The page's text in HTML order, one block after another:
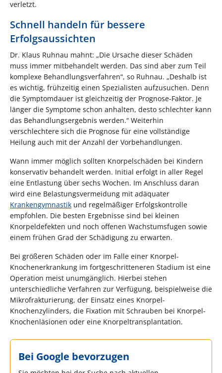
verletzt.
Schnell handeln für bessere
Erfolgsaussichten
Dr. Klaus Ruhnau mahnt: „Die Ursache dieser Schäden
muss immer mitbehandelt werden. Das sind aber zum Teil
komplexe Behandlungsverfahren“, so Ruhnau. „Deshalb ist
es wichtig, frühzeitig einen Spezialisten aufzusuchen. Denn
die Symptomdauer ist gleichzeitig der Prognose-Faktor. Je
länger die Symptome schon anhalten, desto schlechter kann
das Behandlungsergebnis werden.“ Weiterhin
verschlechtere sich die Prognose für eine vollständige
Heilung auch mit der Anzahl der Vorbehandlungen.
Wann immer möglich sollten Knorpelschäden bei Kindern
konservativ behandelt werden. Initial erfolgt in aller Regel
eine Entlastung über sechs Wochen. Im Anschluss daran
wird eine Belastungsvermeidung mit adäquater
Krankengymnastik und regelmäßiger Erfolgskontrolle
empfohlen. Die besten Ergebnisse sind bei kleinen
Knorpeldefekten und noch offenen Wachstumsfugen sowie
einem frühen Grad der Schädigung zu erwarten.
Bei größeren Schäden oder im Falle einer Knorpel-
Knochenerkrankung im fortgeschritteneren Stadium ist eine
Operation meist unumgänglich. Hierbei stehen
unterschiedliche Verfahren zur Verfügung, beispielweise die
Mikrofrakturierung, der Einsatz eines Knorpel-
Knochenzylinders, die Fixation mit Schrauben bei Knorpel-
Knochenläsionen oder eine Knorpeltransplantation.
Bei Google bevorzugen